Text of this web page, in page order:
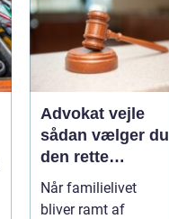
Advokat vejle
sådan vælger du
den rette
familieretsadvok
at
Når familielivet
bliver ramt af